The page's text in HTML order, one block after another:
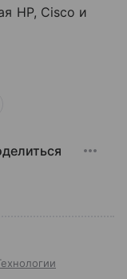
HP, Cisco и